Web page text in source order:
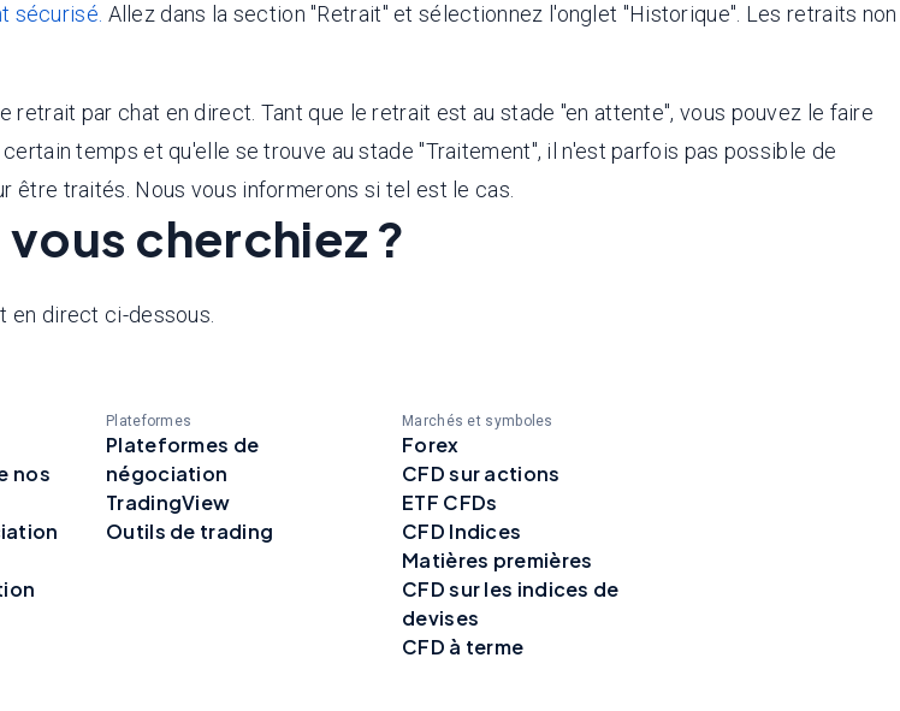
sécurisé. Allez dans la section "Retrait" et sélectionnez l'onglet "Historique". Les retraits non
par chat en direct. Tant que le retrait est au stade "en attente", vous pouvez le faire
temps et qu'elle se trouve au stade "Traitement", il n'est parfois pas possible de
être traités. Nous vous informerons si tel est le cas.
cherchiez ?
en direct ci-dessous.
nos
Plateformes
Plateformes de
négociation
TradingView
Outils de trading
Marchés et symboles
Forex
CFD sur actions
ETF CFDs
CFD Indices
Matières premières
CFD sur les indices de
devises
CFD à terme